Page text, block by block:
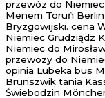
przewóz do
Menem Toruń
Bryzgowijski. cena
Niemiec Grudziądz
Niemiec do
przewozy do
opinia Lubeka bus
Brunszwik tania
Świebodzin